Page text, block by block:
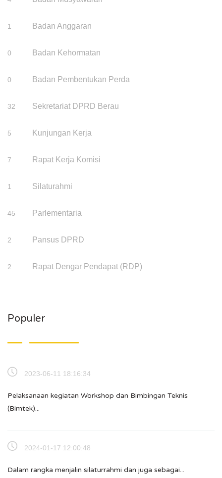
1 Badan Anggaran
0 Badan Kehormatan
0 Badan Pembentukan Perda
32 Sekretariat DPRD Berau
5 Kunjungan Kerja
7 Rapat Kerja Komisi
1 Silaturahmi
45 Parlementaria
2 Pansus DPRD
2 Rapat Dengar Pendapat (RDP)
Populer
2023-06-11 18:16:34
Pelaksanaan kegiatan Workshop dan Bimbingan Teknis
(Bimtek)...
2024-01-17 12:00:48
Dalam rangka menjalin silaturrahmi dan juga sebagai...